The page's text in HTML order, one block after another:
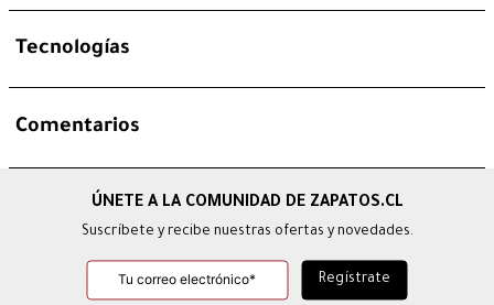
Tecnologías
Comentarios
Suscríbete y recibe nuestras ofertas y novedades.